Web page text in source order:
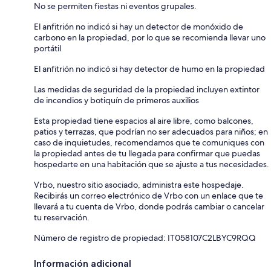
No se permiten fiestas ni eventos grupales.
El anfitrión no indicó si hay un detector de monóxido de
carbono en la propiedad, por lo que se recomienda llevar uno
portátil
El anfitrión no indicó si hay detector de humo en la propiedad
Las medidas de seguridad de la propiedad incluyen extintor
de incendios y botiquín de primeros auxilios
Esta propiedad tiene espacios al aire libre, como balcones,
patios y terrazas, que podrían no ser adecuados para niños; en
caso de inquietudes, recomendamos que te comuniques con
la propiedad antes de tu llegada para confirmar que puedas
hospedarte en una habitación que se ajuste a tus necesidades.
Vrbo, nuestro sitio asociado, administra este hospedaje.
Recibirás un correo electrónico de Vrbo con un enlace que te
llevará a tu cuenta de Vrbo, donde podrás cambiar o cancelar
tu reservación.
Número de registro de propiedad: IT058107C2LBYC9RQQ
Información adicional